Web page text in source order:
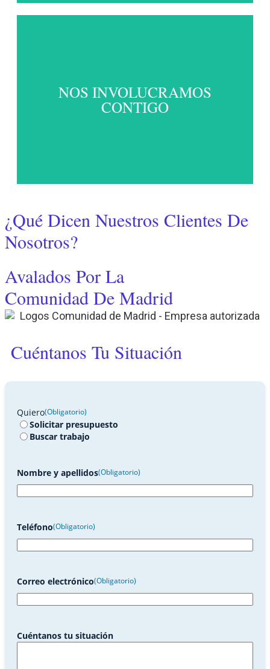
NOS INVOLUCRAMOS
CONTIGO
Entendemos tus desafíos y las necesidades de tu
ser querido, adaptándonos para ofrecerte el apoyo
requerido en cada momento.
¿Qué Dicen Nuestros Clientes De
Nosotros?
Avalados Por La
Comunidad De Madrid
Cuéntanos Tu Situación
Quiero(Obligatorio)
Solicitar presupuesto
Buscar trabajo
Nombre y apellidos(Obligatorio)
Teléfono(Obligatorio)
Correo electrónico(Obligatorio)
Cuéntanos tu situación